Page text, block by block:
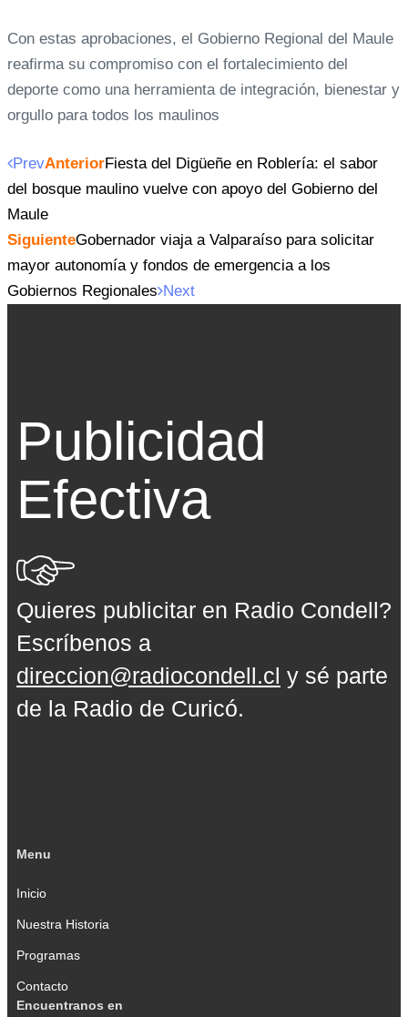
Con estas aprobaciones, el Gobierno Regional del Maule
reafirma su compromiso con el fortalecimiento del
deporte como una herramienta de integración, bienestar y
orgullo para todos los maulinos
PrevAnteriorFiesta del Digüeñe en Roblería: el sabor
del bosque maulino vuelve con apoyo del Gobierno del
Maule
SiguienteGobernador viaja a Valparaíso para solicitar
mayor autonomía y fondos de emergencia a los
Gobiernos Regionales Next
Publicidad
Efectiva
Quieres publicitar en Radio Condell?
Escríbenos a
direccion@radiocondell.cl y sé parte
de la Radio de Curicó.
Menu
Inicio
Nuestra Historia
Programas
Contacto
Encuentranos en